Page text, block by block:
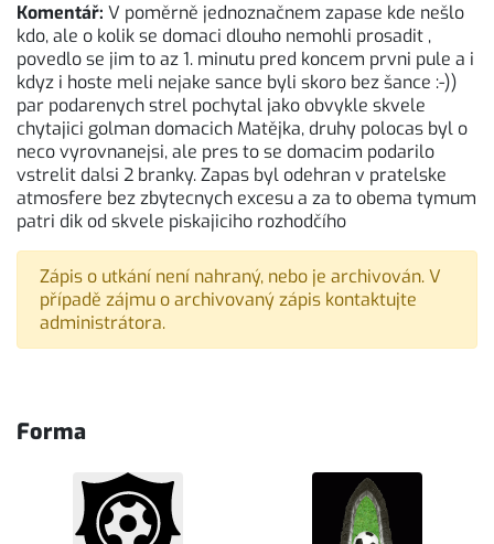
Komentář: V poměrně jednoznačnem zapase kde nešlo
kdo, ale o kolik se domaci dlouho nemohli prosadit ,
povedlo se jim to az 1. minutu pred koncem prvni pule a i
kdyz i hoste meli nejake sance byli skoro bez šance :-))
par podarenych strel pochytal jako obvykle skvele
chytajici golman domacich Matějka, druhy polocas byl o
neco vyrovnanejsi, ale pres to se domacim podarilo
vstrelit dalsi 2 branky. Zapas byl odehran v pratelske
atmosfere bez zbytecnych excesu a za to obema tymum
patri dik od skvele piskajiciho rozhodčího
Zápis o utkání není nahraný, nebo je archivován. V
případě zájmu o archivovaný zápis kontaktujte
administrátora.
Forma